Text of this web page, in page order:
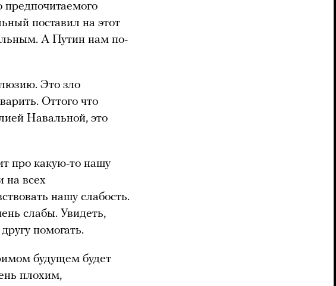
предпочитаемого
поставил на этот
А Путин нам по-
Это зло
Оттого что
Навальной, это
про какую-то нашу
на всех
нашу слабость.
слабы. Увидеть,
помогать.
будущем будет
плохим,